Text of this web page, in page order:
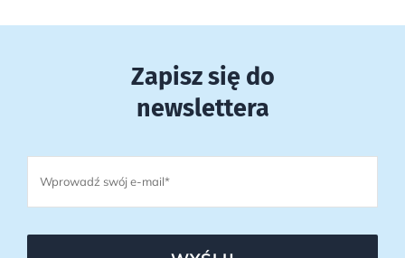
Zapisz się do
newslettera